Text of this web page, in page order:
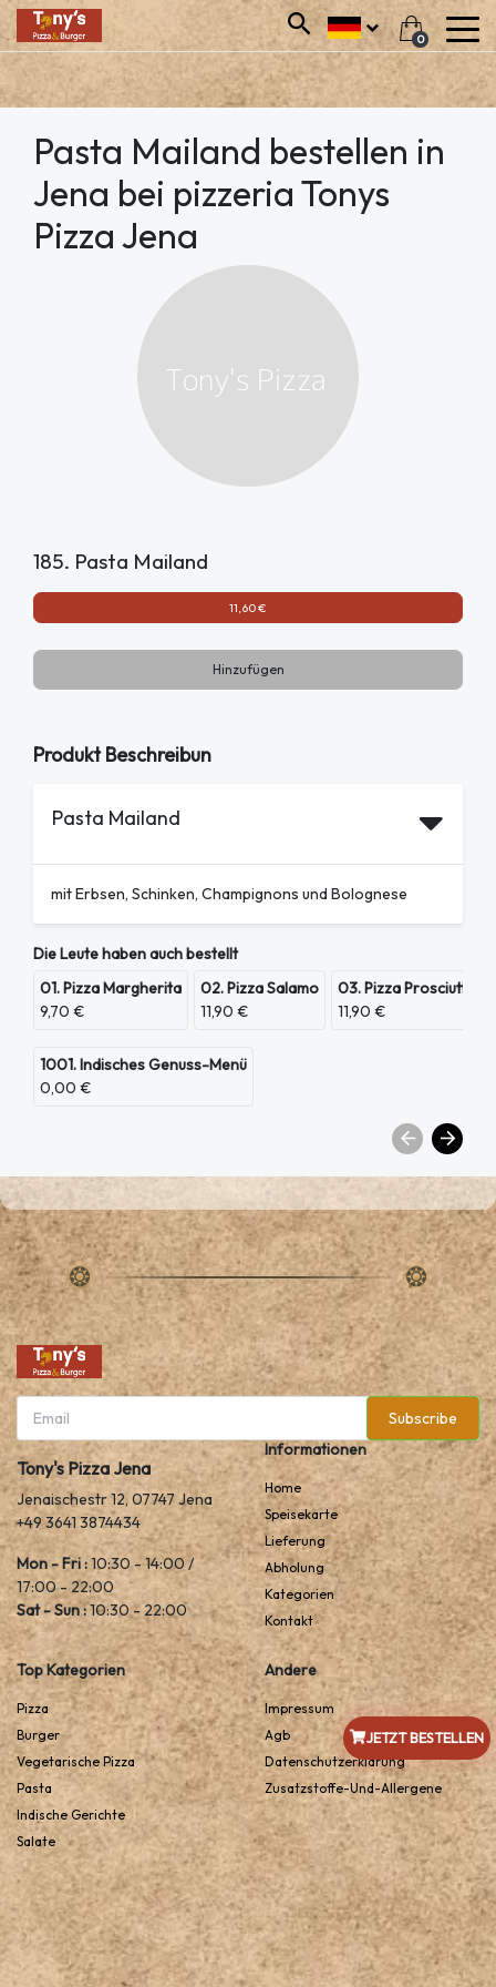
0
Pasta Mailand bestellen in
Jena bei pizzeria Tonys
Pizza Jena
185. Pasta Mailand
11,60 €
Hinzufügen
Produkt Beschreibun
Pasta Mailand
mit Erbsen, Schinken, Champignons und Bolognese
Die Leute haben auch bestellt
01. Pizza Margherita
9,70 €
02. Pizza Salamo
11,90 €
03. Pizza Prosciutto
11,90 €
1001. Indisches Genuss-Menü
0,00 €
Subscribe
Tony's Pizza Jena
Jenaischestr 12, 07747 Jena
+49 3641 3874434
Mon - Fri :10:30 - 14:00 /
17:00 - 22:00
Sat - Sun :10:30 - 22:00
Informationen
Home
Speisekarte
Lieferung
Abholung
Kategorien
Kontakt
Top Kategorien
Pizza
Burger
Vegetarische Pizza
Pasta
Indische Gerichte
Salate
Andere
Impressum
Agb
Datenschutzerklarung
Zusatzstoffe-Und-Allergene
JETZT BESTELLEN